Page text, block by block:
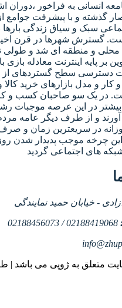
انسانی به فراخور ،دوران
گذشته و با پیشرفت جوامع
سبک و سیاق زندگی
گسترش شهرها در قرن
محلی و منطقه ای شد و طولی
بر پایه اینترنت معادله بازی
دسترسی سطح گستردهای از
و مدل بازارهای خرید کالا
در یک سو صاحبان کسب و
در این عرصه موجبات
و از طرف دیگر عامه
در سریعترین زمان و
چرخه موجب پدیدار شدن
- خیابان حمید نمایندگی
02188419068 / 02188456073
متعلق به ژوپی می باشد |